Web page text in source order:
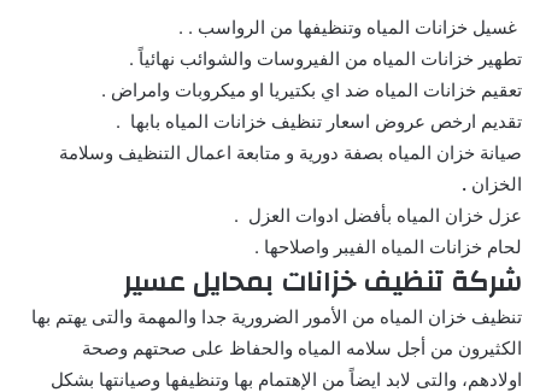
غسيل خزانات المياه وتنظيفها من الرواسب . .
تطهير خزانات المياه من الفيروسات والشوائب نهائياً .
تعقيم خزانات المياه ضد اي بكتيريا او ميكروبات وامراض .
تقديم ارخص عروض اسعار تنظيف خزانات المياه بابها .
صيانة خزان المياه بصفة دورية و متابعة اعمال التنظيف وسلامة
الخزان .
عزل خزان المياه بأفضل ادوات العزل .
لحام خزانات المياه الفيبر واصلاحها .
شركة تنظيف خزانات بمحايل عسير
تنظيف خزان المياه من الأمور الضرورية جدا والمهمة والتى يهتم بها
الكثيرون من أجل سلامه المياه والحفاظ على صحتهم وصحة
اولادهم، والتى لابد ايضاً من الإهتمام بها وتنظيفها وصيانتها بشكل